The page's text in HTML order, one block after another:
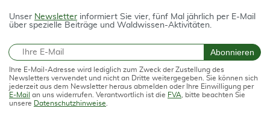
Unser Newsletter informiert Sie vier, fünf Mal jährlich per E-Mail
über spezielle Beiträge und Waldwissen-Aktivitäten.
E-Mail Abonnieren
Ihre E-Mail-Adresse wird lediglich zum Zweck der Zustellung des
Newsletters verwendet und nicht an Dritte weitergegeben. Sie können sich
jederzeit aus dem Newsletter heraus abmelden oder Ihre Einwilligung per
E-Mail an uns widerrufen. Verantwortlich ist die FVA , bitte beachten Sie
unsere Datenschutzhinweise